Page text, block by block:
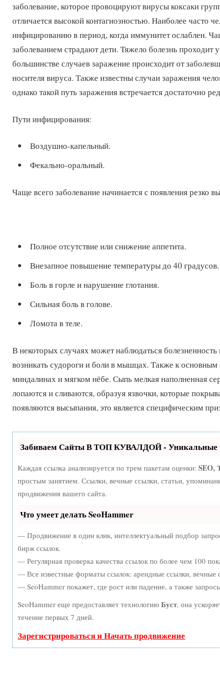
заболевание, которое провоцируют вирусы коксаки
отличается высокой контагиозностью. Наиболее часто
инфицированию в период, когда иммунитет ослаблен.
заболеванием страдают дети. Тяжело болезнь проходит
большинстве случаев заражение происходит от
носителя вируса. Также известны случаи заражения
однако такой путь заражения встречается достаточно
Пути инфицирования:
Воздушно-капельный.
Фекально-оральный.
Чаще всего заболевание начинается с появления
Полное отсутствие или снижение аппетита.
Внезапное повышение температуры до 40 градусов.
Боль в горле и нарушение глотания.
Сильная боль в голове.
Ломота в теле.
В некоторых случаях может наблюдаться
возникать судороги и боли в мышцах. Также к основным
миндалинах и мягком нёбе. Сыпь мелкая наполненная
лопаются и сливаются, образуя язвочки, которые
появляются высыпания, это является специфическим
Забиваем Сайты В ТОП КУВАЛДОЙ - Уникальные
Каждая ссылка анализируется по трем пакетам оценки: SEO,
простым занятием. Ссылки, вечные ссылки, статьи,
продвижения вашего сайта.
Что умеет делать SeoHammer
— Продвижение в один клик, интеллектуальный подбор
бирж ссылок.
— Регулярная проверка качества ссылок по более чем 100
— Все известные форматы ссылок: арендные ссылки, вечные
— SeoHammer покажет, где рост или падение, а также
SeoHammer еще предоставляет технологию Буст, она
течение первых 7 дней.
Зарегистрироваться и Начать продвижение